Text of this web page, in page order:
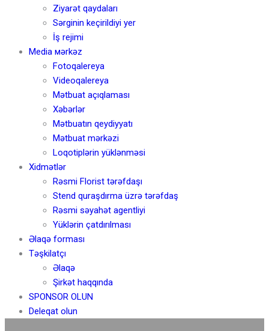
Ziyarət qaydaları
Sərginin keçirildiyi yer
İş rejimi
Media мərkəz
Fotoqalereya
Videoqalereya
Mətbuat açıqlaması
Xəbərlər
Mətbuatın qeydiyyatı
Mətbuat mərkəzi
Loqotiplərin yüklənməsi
Xidmətlər
Rəsmi Florist tərəfdaşı
Stend quraşdırma üzrə tərəfdaş
Rəsmi səyahət agentliyi
Yüklərin çatdırılması
Əlaqə forması
Təşkilatçı
Əlaqə
Şirkət haqqında
SPONSOR OLUN
Deleqat olun